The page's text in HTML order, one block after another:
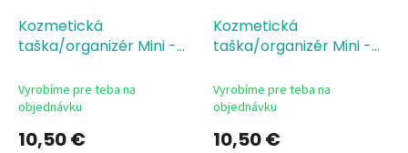
Kozmetická
taška/organizér Mini -
Vyrobíme pre teba na
objednávku
10,50 €
Kozmetická
taška/organizér Mini -
Vyrobíme pre teba na
objednávku
10,50 €